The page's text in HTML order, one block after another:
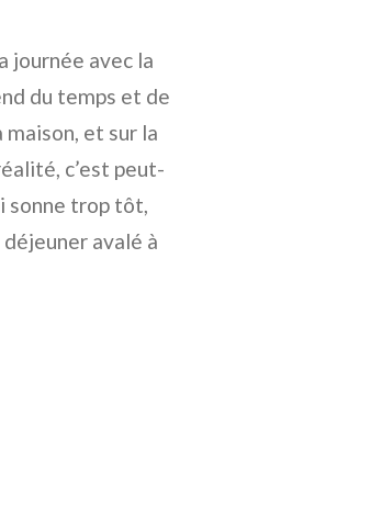
journée avec la
du temps et de
et sur la
c’est peut-
sonne trop tôt,
avalé à